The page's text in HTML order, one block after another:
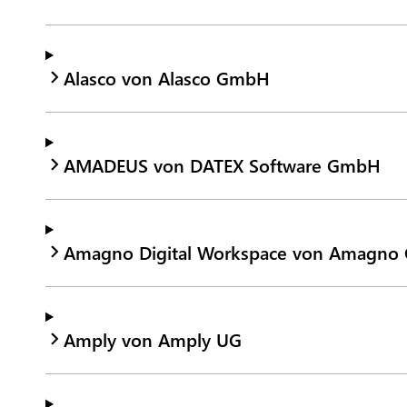
Alasco von Alasco GmbH
AMADEUS von DATEX Software GmbH
Amagno Digital Workspace von Amagno
Amply von Amply UG